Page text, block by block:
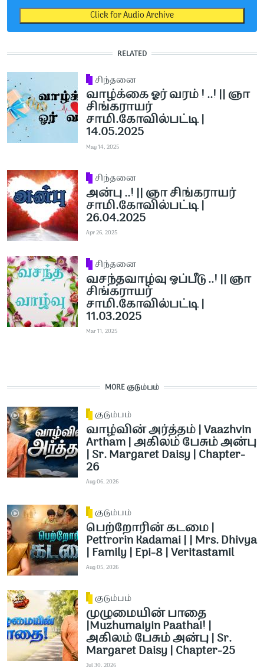
Click for Audio Archive
RELATED
சிந்தனை
வாழ்க்கை ஓர் வரம் ! ..! || ஞா
சிங்கராயர்
சாமி.கோவில்பட்டி |
14.05.2025
May 14, 2025
சிந்தனை
அன்பு ..! || ஞா சிங்கராயர்
சாமி.கோவில்பட்டி |
26.04.2025
Apr 26, 2025
சிந்தனை
வசந்தவாழ்வு ஒப்பீடு ..! || ஞா
சிங்கராயர்
சாமி.கோவில்பட்டி |
11.03.2025
Mar 11, 2025
MORE குடும்பம்
குடும்பம்
வாழ்வின் அர்த்தம் | Vaazhvin
Artham | அகிலம் பேசும் அன்பு
| Sr. Margaret Daisy | Chapter-
26
Aug 06, 2026
குடும்பம்
பெற்றோரின் கடமை |
Pettrorin Kadamai | | Mrs. Dhivya
| Family | Epi-8 | Veritastamil ​
Aug 05, 2026
குடும்பம்
முழுமையின் பாதை
|Muzhumaiyin Paathai! |
அகிலம் பேசும் அன்பு | Sr.
Margaret Daisy | Chapter-25